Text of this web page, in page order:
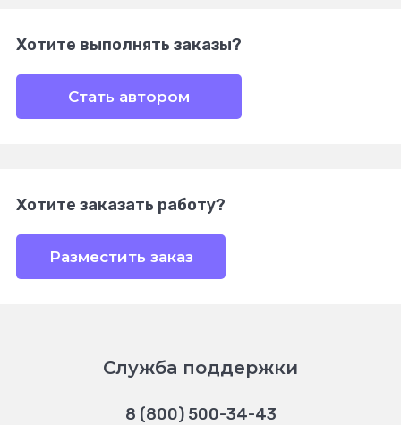
Хотите выполнять заказы?
Стать автором
Хотите заказать работу?
Разместить заказ
Служба поддержки
8 (800) 500-34-43